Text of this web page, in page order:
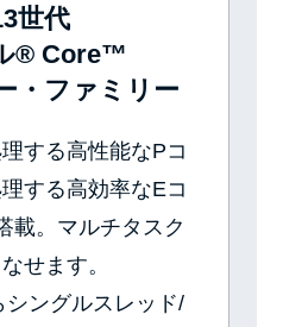
世代
® Core™
・ファミリー
する高性能なPコ
する高効率なEコ
載。マルチタスク
せます。
ングルスレッド/